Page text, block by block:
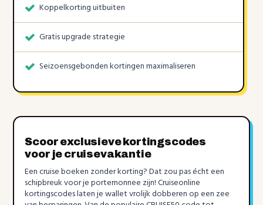
Koppelkorting uitbuiten
Gratis upgrade strategie
Seizoensgebonden kortingen maximaliseren
Scoor exclusieve kortingscodes
voor je cruisevakantie
Een cruise boeken zonder korting? Dat zou pas écht een
schipbreuk voor je portemonnee zijn! Cruiseonline
kortingscodes laten je wallet vrolijk dobberen op een zee